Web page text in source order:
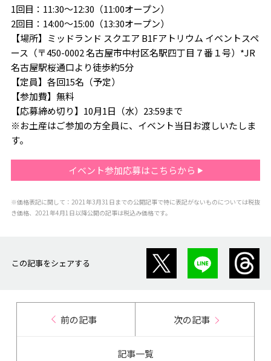
1回目：11:30～12:30（11:00オープン）
2回目：14:00～15:00（13:30オープン）
【場所】ミッドランド スクエア B1Fアトリウム イベントスペ
ース（〒450-0002 名古屋市中村区名駅四丁目７番１号）*JR
名古屋駅桜通口より徒歩約5分
【定員】各回15名（予定）
【参加費】無料
【応募締め切り】10月1日（水）23:59まで
※お土産はご参加の方全員に、イベント当日お渡しいたしま
す。
イベント参加応募はこちらから
※価格表記に関して：2021年3月31日までの公開記事で特に表記がないものについては税抜
き価格、2021年4月1日以降公開の記事は税込み価格です。
この記事をシェアする
前の記事 次の記事
記事一覧